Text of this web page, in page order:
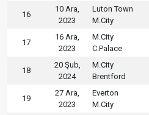
16
10 Ara,
2023
Luton Town
M.City
17
16 Ara,
2023
M.City
C.Palace
18
20 Şub,
2024
M.City
Brentford
19
27 Ara,
2023
Everton
M.City